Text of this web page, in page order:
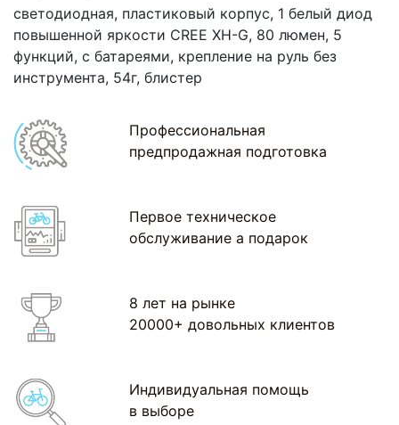
светодиодная, пластиковый корпус, 1 белый диод
повышенной яркости CREE XH-G, 80 люмен, 5
функций, с батареями, крепление на руль без
инструмента, 54г, блистер
Профессиональная
предпродажная подготовка
Первое техническое
обслуживание а подарок
8 лет на рынке
20000+ довольных клиентов
Индивидуальная помощь
в выборе